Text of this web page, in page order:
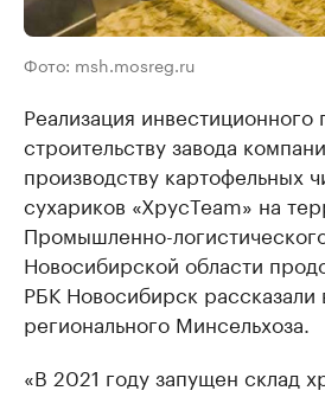
Фото: msh.mosreg.ru
Реализация инвестиционного
строительству завода
производству картофельных
сухариков «ХрусTeam» на
Промышленно-
Новосибирской области
РБК Новосибирск
регионального Минсельхоза.
«В 2021 году запущен склад